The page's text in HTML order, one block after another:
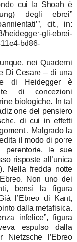
cui la Shoah è
degli ebrei”
cit., in:
heidegger-gli-ebrei-
bd86-
nei Quaderni
Di Cesare – di una
di Heidegger è
di concezioni
biologiche. In tal
del pensiero
di cui in effetti
Malgrado la
il modo di porre
perentorie, le sue
risposte all’unica
Nella fredda notte
Non uno dei
bensì la figura
l’Ebreo di Kant,
dalla metafisica.
infelice”, figura
espulso dalla
Nietzsche l’Ebreo